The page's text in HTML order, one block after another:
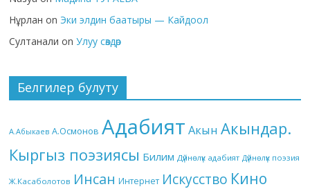
Нұрлан on Эки элдин баатыры — Кайдоол
Султанали onУлуу сөздөр
Белгилер булуту
А.Абыкаев А.Осмонов Адабият Акын Акындар.
Кыргыз поэзиясы Билим Дүйнөлүк адабият Дүйнөлүк поэзия
Ж.Касаболотов Инсан Интернет Искусство Кино